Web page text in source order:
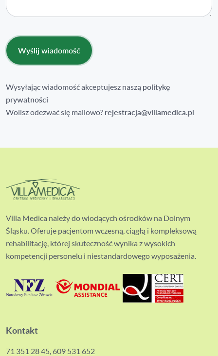
Wysyłając wiadomość akceptujesz naszą politykę
prywatności
Wolisz odezwać się mailowo? rejestracja@villamedica.pl
Villa Medica należy do wiodących ośrodków na Dolnym
Śląsku. Oferuje pacjentom wczesną, ciągłą i kompleksową
rehabilitację, której skuteczność wynika z wysokich
kompetencji personelu i niestandardowego wyposażenia.
Kontakt
71 351 28 45, 609 531 652